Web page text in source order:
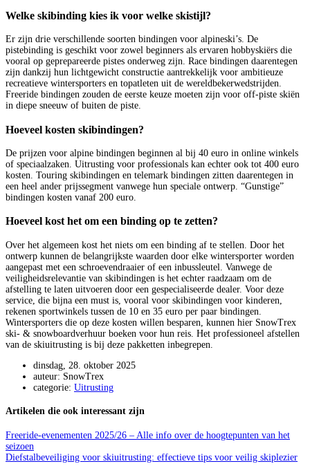
Welke skibinding kies ik voor welke skistijl?
Er zijn drie verschillende soorten bindingen voor alpineski’s. De
pistebinding is geschikt voor zowel beginners als ervaren hobbyskiërs die
vooral op geprepareerde pistes onderweg zijn. Race bindingen daarentegen
zijn dankzij hun lichtgewicht constructie aantrekkelijk voor ambitieuze
recreatieve wintersporters en topatleten uit de wereldbekerwedstrijden.
Freeride bindingen zouden de eerste keuze moeten zijn voor off-piste skiën
in diepe sneeuw of buiten de piste.
Hoeveel kosten skibindingen?
De prijzen voor alpine bindingen beginnen al bij 40 euro in online winkels
of speciaalzaken. Uitrusting voor professionals kan echter ook tot 400 euro
kosten. Touring skibindingen en telemark bindingen zitten daarentegen in
een heel ander prijssegment vanwege hun speciale ontwerp. “Gunstige”
bindingen kosten vanaf 200 euro.
Hoeveel kost het om een binding op te zetten?
Over het algemeen kost het niets om een binding af te stellen. Door het
ontwerp kunnen de belangrijkste waarden door elke wintersporter worden
aangepast met een schroevendraaier of een inbussleutel. Vanwege de
veiligheidsrelevantie van skibindingen is het echter raadzaam om de
afstelling te laten uitvoeren door een gespecialiseerde dealer. Voor deze
service, die bijna een must is, vooral voor skibindingen voor kinderen,
rekenen sportwinkels tussen de 10 en 35 euro per paar bindingen.
Wintersporters die op deze kosten willen besparen, kunnen hier SnowTrex
ski- & snowboardverhuur boeken voor hun reis. Het professioneel afstellen
van de skiuitrusting is bij deze pakketten inbegrepen.
dinsdag, 28. oktober 2025
auteur: SnowTrex
categorie: Uitrusting
Artikelen die ook interessant zijn
Freeride-evenementen 2025/26 – Alle info over de hoogtepunten van het
seizoen
Diefstalbeveiliging voor skiuitrusting: effectieve tips voor veilig skiplezier